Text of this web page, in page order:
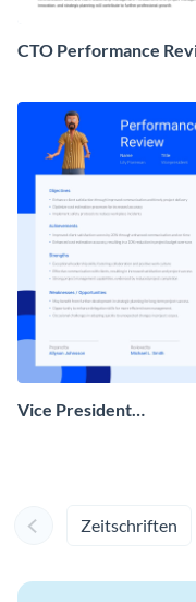
CTO Performance
Vice President
Zeitschriften